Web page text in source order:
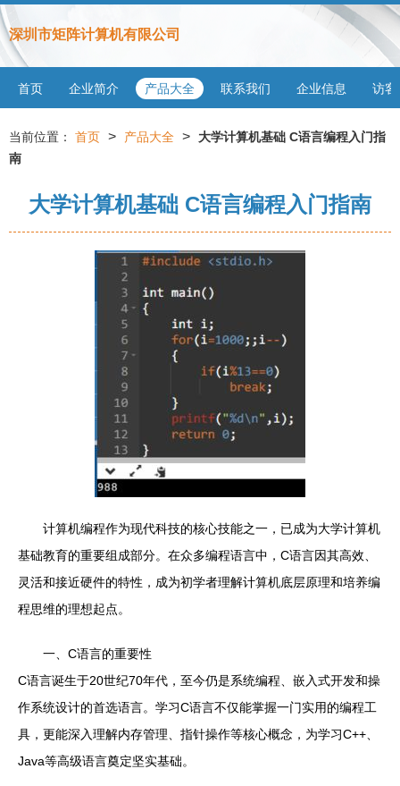
深圳市矩阵计算机有限公司
首页 企业简介 产品大全 联系我们 企业信息 访客
当前位置： 首页 > 产品大全 >
大学计算机基础 C语言编程入门指
南
大学计算机基础 C语言编程入门指南
计算机编程作为现代科技的核心技能之一，已成为大学计算机
基础教育的重要组成部分。在众多编程语言中，C语言因其高效、
灵活和接近硬件的特性，成为初学者理解计算机底层原理和培养编
程思维的理想起点。
一、C语言的重要性
C语言诞生于20世纪70年代，至今仍是系统编程、嵌入式开发和操
作系统设计的首选语言。学习C语言不仅能掌握一门实用的编程工
具，更能深入理解内存管理、指针操作等核心概念，为学习C++、
Java等高级语言奠定坚实基础。